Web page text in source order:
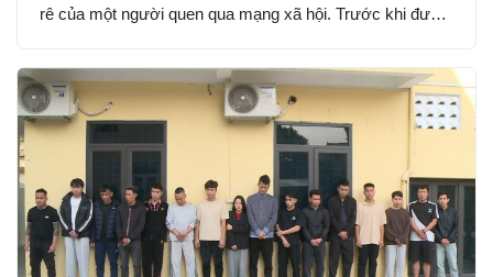
rê của một người quen qua mạng xã hội. Trước khi được